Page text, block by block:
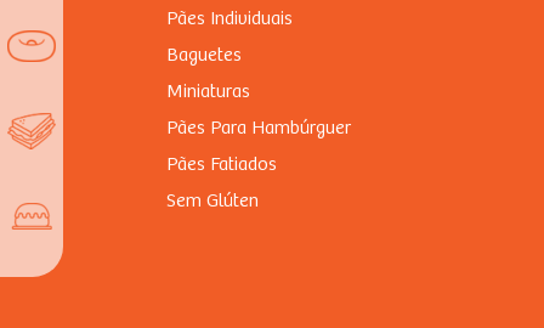
Pães Individuais
Baguetes
Miniaturas
Pães Para Hambúrguer
Pães Fatiados
Sem Glúten